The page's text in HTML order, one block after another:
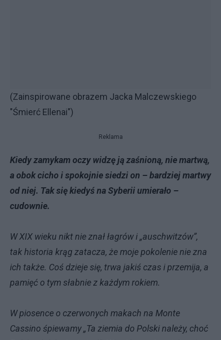
(Zainspirowane obrazem Jacka Malczewskiego
"Śmierć Ellenai")
Reklama
Kiedy zamykam oczy widzę ją zaśnioną, nie martwą,
a obok cicho i spokojnie siedzi on – bardziej martwy
od niej. Tak się kiedyś na Syberii umierało –
cudownie.
W XIX wieku nikt nie znał łagrów i „auschwitzów”,
tak historia krąg zatacza, że moje pokolenie nie zna
ich także. Coś dzieje się, trwa jakiś czas i przemija, a
pamięć o tym słabnie z każdym rokiem.
W piosence o czerwonych makach na Monte
Cassino śpiewamy „Ta ziemia do Polski należy, choć